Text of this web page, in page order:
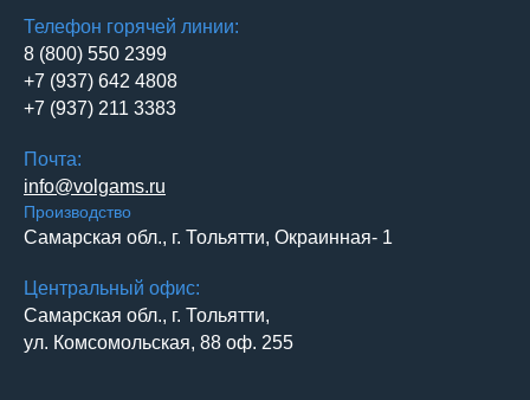
Телефон горячей линии:
8 (800) 550 2399
+7 (937) 642 4808
+7 (937) 211 3383
Почта:
info@volgams.ru
Производство
Самарская обл., г. Тольятти, Окраинная- 1
Центральный офис:
Самарская обл., г. Тольятти,
ул. Комсомольская, 88 оф. 255